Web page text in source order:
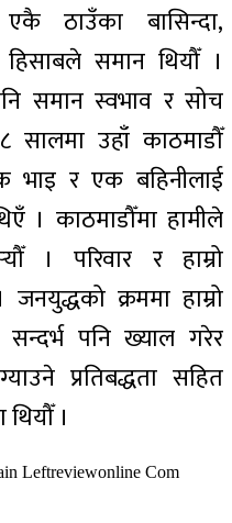
ठाउँका बासिन्दा,
समान थियौँ ।
समान स्वभाव र सोच
सालमा उहाँ काठमाडौँ
भाइ र एक बहिनीलाई
। काठमाडौँमा हामीले
। परिवार र हाम्रो
क्रममा हाम्रो
पनि ख्याल गरेर
प्रतिबद्धता सहित
।